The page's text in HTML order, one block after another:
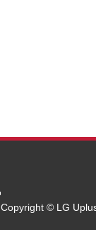
Copyright © LG